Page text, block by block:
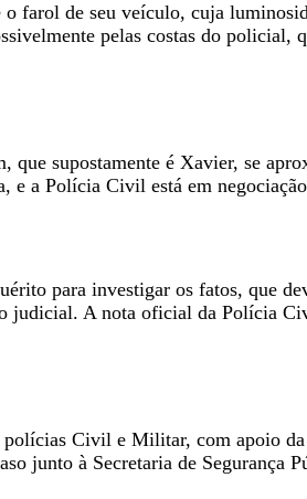
farol de seu veículo, cuja
pelas costas do policial,
que supostamente é Xavier, se
a Polícia Civil está em
para investigar os fatos, que
judicial. A nota oficial da Polícia
Civil e Militar, com apoio
junto à Secretaria de Segurança